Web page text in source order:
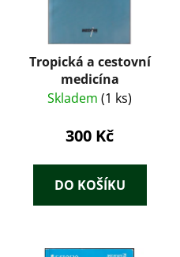
Tropická a cestovní
medicína
Skladem (1 ks)
300 Kč
DO KOŠÍKU